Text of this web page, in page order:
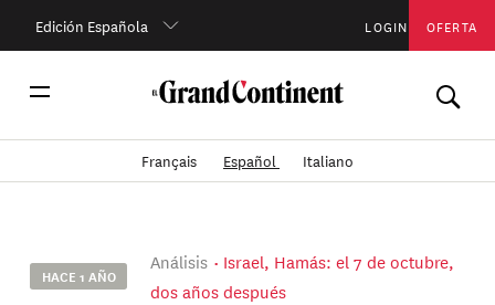
Edición Española LOGIN OFERTA
Français Español Italiano
HACE 1 AÑO
Análisis
Israel, Hamás: el 7 de octubre,
dos años después